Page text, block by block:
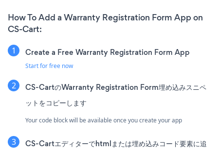
How To Add a Warranty Registration Form App on
CS-Cart:
Create a Free Warranty Registration Form App
Start for free now
CS-CartのWarranty Registration Form埋め込みスニペ
ットをコピーします
Your code block will be available once you create your app
CS-Cartエディターでhtmlまたは埋め込みコード要素に追